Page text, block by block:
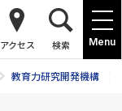
Menu
アクセス 検索
教育力研究開発機構